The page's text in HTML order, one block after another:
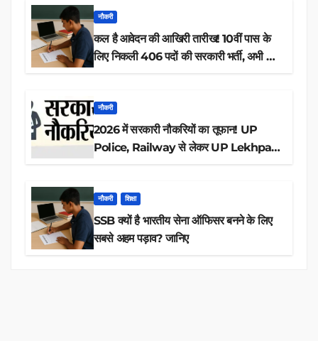
नौकरी
कल है आवेदन की आखिरी तारीख! 10वीं पास के
लिए निकली 406 पदों की सरकारी भर्ती, अभी करें
नौकरी
2026 में सरकारी नौकरियों का तूफान! UP
Police, Railway से लेकर UP Lekhpal
नौकरी शिक्षा
SSB क्यों है भारतीय सेना ऑफिसर बनने के लिए
सबसे अहम पड़ाव? जानिए